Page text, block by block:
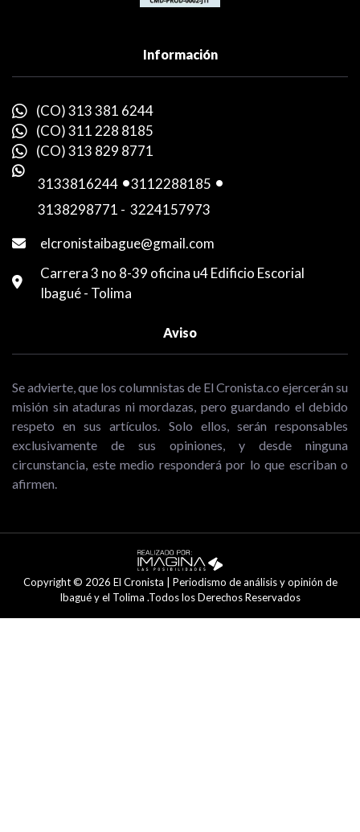
Información
(CO) 313 381 6244
(CO) 311 228 8185
(CO) 313 829 8771
3133816244 -3112288185 -
3138298771 - 3224157973
elcronistaibague@gmail.com
Carrera 3 no 8-39 oficina u4 Edificio Escorial
Ibagué - Tolima
Aviso
Se advierte, que los columnistas de El Cronista.co ejercerán su
misión sin ataduras ni mordazas, pero guardando el debido
respeto en sus artículos. Solo ellos, serán responsables
exclusivamente de sus opiniones, y desde ninguna
circunstancia, este medio responderá por lo que escriban o
afirmen.
Copyright © 2026 El Cronista | Periodismo de análisis y opinión de
Ibagué y el Tolima .Todos los Derechos Reservados